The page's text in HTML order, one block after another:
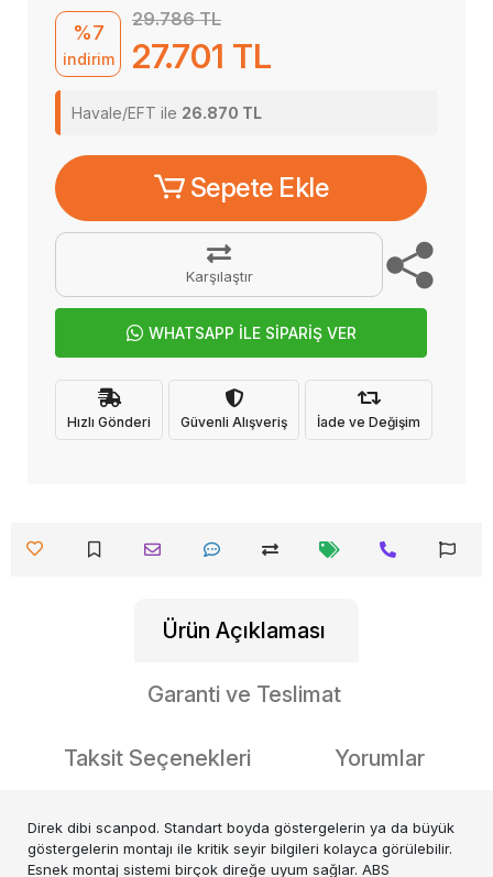
%7
indirim
29.786 TL
27.701 TL
Havale/EFT ile 26.870 TL
Sepete Ekle
Karşılaştır
WHATSAPP İLE SİPARİŞ VER
Hızlı Gönderi Güvenli Alışveriş İade ve Değişim
Ürün Açıklaması
Garanti ve Teslimat
Taksit Seçenekleri Yorumlar
Direk dibi scanpod. Standart boyda göstergelerin ya da büyük
göstergelerin montajı ile kritik seyir bilgileri kolayca görülebilir.
Esnek montaj sistemi birçok direğe uyum sağlar. ABS